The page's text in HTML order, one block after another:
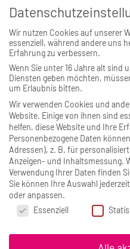
War diese Seite hilfreich?
Ja Nein
Wir nutzen Cookies auf unserer
essenziell, während andere uns
Erfahrung zu verbessern.
Wenn Sie unter 16 Jahre alt sind
Diensten geben möchten,
um Erlaubnis bitten.
Wir verwenden Cookies und
Website. Einige von ihnen sind
helfen, diese Website und Ihre
Personenbezogene Daten
Adressen), z. B. für
Anzeigen- und Inhaltsmessung.
Verwendung Ihrer Daten finden
Sie können Ihre Auswahl
oder anpassen.
Datenschutzeinstellungen
Essenziell